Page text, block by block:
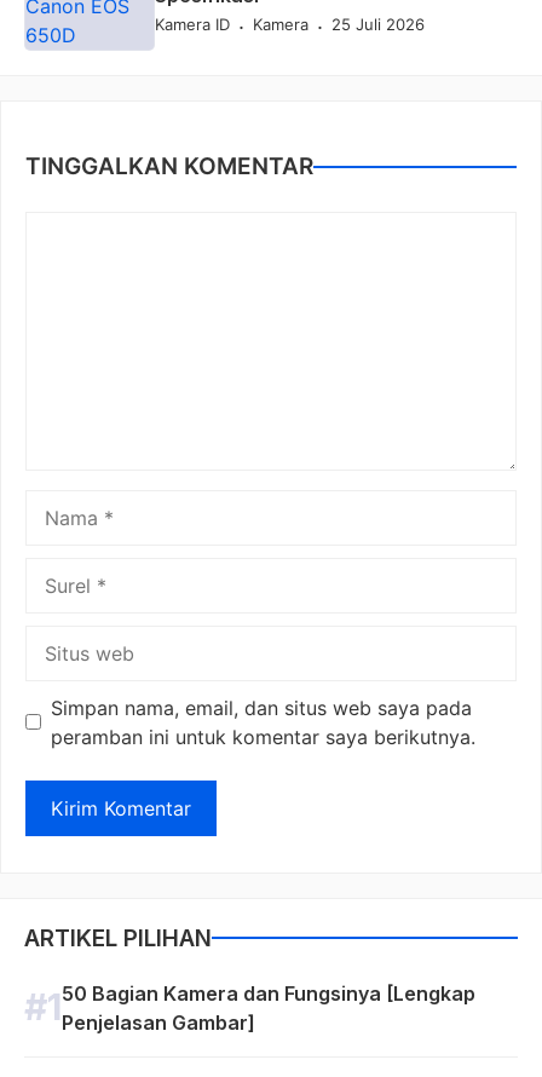
Kamera ID . Kamera . 25 Juli 2026
TINGGALKAN KOMENTAR
web
Simpan nama, email, dan situs web saya pada
peramban ini untuk komentar saya berikutnya.
ARTIKEL PILIHAN
50 Bagian Kamera dan Fungsinya [Lengkap
Penjelasan Gambar]